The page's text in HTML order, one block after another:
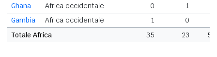
Ghana
Africa occidentale 0 1
Gambia
Africa occidentale 1 0
Totale Africa
35 23 58